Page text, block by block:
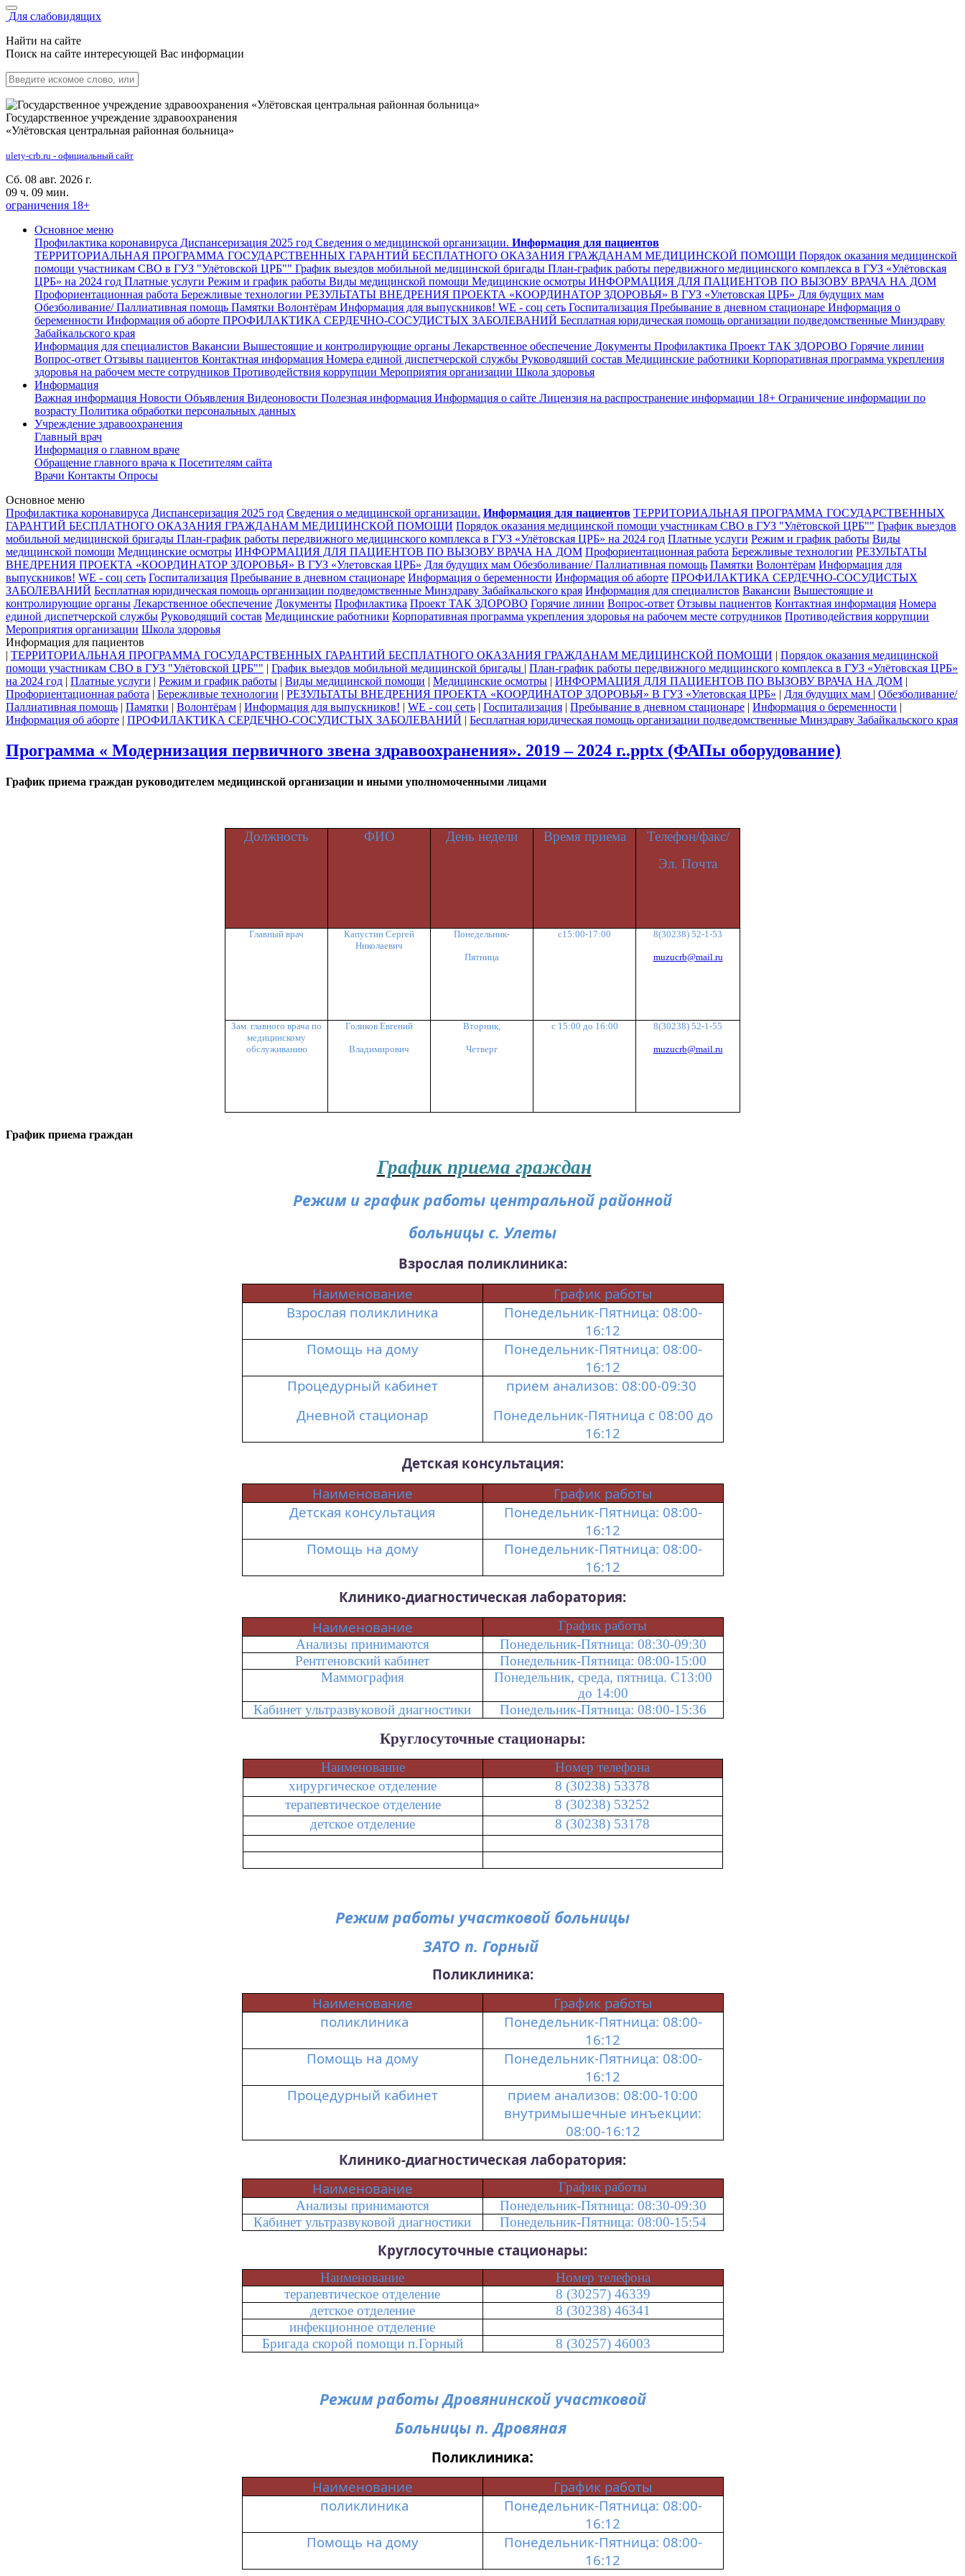
Для слабовидящих
Найти на сайте
Поиск на сайте интересующей Вас информации
Государственное учреждение здравоохранения
«Улётовская центральная районная больница»
ulety-crb.ru - официальный сайт
Сб. 08 авг. 2026 г.
09 ч. 09 мин.
ограничения 18+
Основное меню
Профилактика коронавируса Диспансеризация 2025 год Сведения о медицинской организации. Информация для пациентов
ТЕРРИТОРИАЛЬНАЯ ПРОГРАММА ГОСУДАРСТВЕННЫХ ГАРАНТИЙ БЕСПЛАТНОГО ОКАЗАНИЯ ГРАЖДАНАМ МЕДИЦИНСКОЙ ПОМОЩИ Порядок оказания медицинской
помощи участникам СВО в ГУЗ "Улётовской ЦРБ"" График выездов мобильной медицинской бригады План-график работы передвижного медицинского комплекса в ГУЗ «Улётовская
ЦРБ» на 2024 год Платные услуги Режим и график работы Виды медицинской помощи Медицинские осмотры ИНФОРМАЦИЯ ДЛЯ ПАЦИЕНТОВ ПО ВЫЗОВУ ВРАЧА НА ДОМ
Профориентационная работа Бережливые технологии РЕЗУЛЬТАТЫ ВНЕДРЕНИЯ ПРОЕКТА «КООРДИНАТОР ЗДОРОВЬЯ» В ГУЗ «Улетовская ЦРБ» Для будущих мам
Обезболивание/ Паллиативная помощь Памятки Волонтёрам Информация для выпускников! WE - соц сеть Госпитализация Пребывание в дневном стационаре Информация о
беременности Информация об аборте ПРОФИЛАКТИКА СЕРДЕЧНО-СОСУДИСТЫХ ЗАБОЛЕВАНИЙ Бесплатная юридическая помощь организации подведомственные Минздраву
Забайкальского края
Информация для специалистов Вакансии Вышестоящие и контролирующие органы Лекарственное обеспечение Документы Профилактика Проект ТАК ЗДОРОВО Горячие линии
Вопрос-ответ Отзывы пациентов Контактная информация Номера единой диспетчерской службы Руководящий состав Медицинские работники Корпоративная программа укрепления
здоровья на рабочем месте сотрудников Противодействия коррупции Мероприятия организации Школа здоровья
Информация
Важная информация Новости Объявления Видеоновости Полезная информация Информация о сайте Лицензия на распространение информации 18+ Ограничение информации по
возрасту Политика обработки персональных данных
Учреждение здравоохранения
Главный врач
Информация о главном враче
Обращение главного врача к Посетителям сайта
Врачи Контакты Опросы
Основное меню
Профилактика коронавируса Диспансеризация 2025 год Сведения о медицинской организации. Информация для пациентов ТЕРРИТОРИАЛЬНАЯ ПРОГРАММА ГОСУДАРСТВЕННЫХ
ГАРАНТИЙ БЕСПЛАТНОГО ОКАЗАНИЯ ГРАЖДАНАМ МЕДИЦИНСКОЙ ПОМОЩИ Порядок оказания медицинской помощи участникам СВО в ГУЗ "Улётовской ЦРБ"" График выездов
мобильной медицинской бригады План-график работы передвижного медицинского комплекса в ГУЗ «Улётовская ЦРБ» на 2024 год Платные услуги Режим и график работы Виды
медицинской помощи Медицинские осмотры ИНФОРМАЦИЯ ДЛЯ ПАЦИЕНТОВ ПО ВЫЗОВУ ВРАЧА НА ДОМ Профориентационная работа Бережливые технологии РЕЗУЛЬТАТЫ
ВНЕДРЕНИЯ ПРОЕКТА «КООРДИНАТОР ЗДОРОВЬЯ» В ГУЗ «Улетовская ЦРБ» Для будущих мам Обезболивание/ Паллиативная помощь Памятки Волонтёрам Информация для
выпускников! WE - соц сеть Госпитализация Пребывание в дневном стационаре Информация о беременности Информация об аборте ПРОФИЛАКТИКА СЕРДЕЧНО-СОСУДИСТЫХ
ЗАБОЛЕВАНИЙ Бесплатная юридическая помощь организации подведомственные Минздраву Забайкальского края Информация для специалистов Вакансии Вышестоящие и
контролирующие органы Лекарственное обеспечение Документы Профилактика Проект ТАК ЗДОРОВО Горячие линии Вопрос-ответ Отзывы пациентов Контактная информация Номера
единой диспетчерской службы Руководящий состав Медицинские работники Корпоративная программа укрепления здоровья на рабочем месте сотрудников Противодействия коррупции
Мероприятия организации Школа здоровья
Информация для пациентов
| ТЕРРИТОРИАЛЬНАЯ ПРОГРАММА ГОСУДАРСТВЕННЫХ ГАРАНТИЙ БЕСПЛАТНОГО ОКАЗАНИЯ ГРАЖДАНАМ МЕДИЦИНСКОЙ ПОМОЩИ | Порядок оказания медицинской
помощи участникам СВО в ГУЗ "Улётовской ЦРБ"" | График выездов мобильной медицинской бригады | План-график работы передвижного медицинского комплекса в ГУЗ «Улётовская ЦРБ»
на 2024 год | Платные услуги | Режим и график работы | Виды медицинской помощи | Медицинские осмотры | ИНФОРМАЦИЯ ДЛЯ ПАЦИЕНТОВ ПО ВЫЗОВУ ВРАЧА НА ДОМ |
Профориентационная работа | Бережливые технологии | РЕЗУЛЬТАТЫ ВНЕДРЕНИЯ ПРОЕКТА «КООРДИНАТОР ЗДОРОВЬЯ» В ГУЗ «Улетовская ЦРБ» | Для будущих мам | Обезболивание/
Паллиативная помощь | Памятки | Волонтёрам | Информация для выпускников! | WE - соц сеть | Госпитализация | Пребывание в дневном стационаре | Информация о беременности |
Информация об аборте | ПРОФИЛАКТИКА СЕРДЕЧНО-СОСУДИСТЫХ ЗАБОЛЕВАНИЙ | Бесплатная юридическая помощь организации подведомственные Минздраву Забайкальского края
Программа « Модернизация первичного звена здравоохранения». 2019 – 2024 г..pptx (ФАПы оборудование)
График приема граждан руководителем медицинской организации и иными уполномоченными лицами
Должность ФИО День недели Время приема
Телефон/факс/
Эл. Почта
Главный врач
Капустин Сергей
Николаевич
Понедельник-
Пятница
с15:00-17:00 8(30238) 52-1-53
muzucrb@mail.ru
Зам. главного врача по
медицинскому
обслуживанию
Голиков Евгений
Владимирович
Вторник,
Четверг
с 15:00 до 16:00 8(30238) 52-1-55
muzucrb@mail.ru
График приема граждан
График приема граждан
Режим и график работы центральной районной
больницы с. Улеты
Взрослая поликлиника:
Наименование
График работы
Взрослая поликлиника
Понедельник-Пятница: 08:00-
16:12
Помощь на дому
Понедельник-Пятница: 08:00-
16:12
Процедурный кабинет
Дневной стационар
прием анализов: 08:00-09:30
Понедельник-Пятница с 08:00 до
16:12
Детская консультация:
Наименование
График работы
Детская консультация
Понедельник-Пятница: 08:00-
16:12
Помощь на дому
Понедельник-Пятница: 08:00-
16:12
Клинико-диагностическая лаборатория:
Наименование
График работы
Анализы принимаются
Понедельник-Пятница: 08:30-09:30
Рентгеновский кабинет
Понедельник-Пятница: 08:00-15:00
Маммография
Понедельник, среда, пятница. С13:00
до 14:00
Кабинет ультразвуковой диагностики
Понедельник-Пятница: 08:00-15:36
Круглосуточные стационары:
Наименование
Номер телефона
хирургическое отделение
8 (30238) 53378
терапевтическое отделение
8 (30238) 53252
детское отделение
8 (30238) 53178
Режим работы участковой больницы
ЗАТО п. Горный
Поликлиника:
Наименование
График работы
поликлиника
Понедельник-Пятница: 08:00-
16:12
Помощь на дому
Понедельник-Пятница: 08:00-
16:12
Процедурный кабинет
прием анализов: 08:00-10:00
внутримышечные инъекции:
08:00-16:12
Клинико-диагностическая лаборатория:
Наименование
График работы
Анализы принимаются
Понедельник-Пятница: 08:30-09:30
Кабинет ультразвуковой диагностики
Понедельник-Пятница: 08:00-15:54
Круглосуточные стационары:
Наименование
Номер телефона
терапевтическое отделение
8 (30257) 46339
детское отделение
8 (30238) 46341
инфекционное отделение
Бригада скорой помощи п.Горный 8 (30257) 46003
Режим работыДровянинскойучастковой
Больницы п.Дровяная
Поликлиника:
Наименование
График работы
поликлиника
Понедельник-Пятница: 08:00-
16:12
Помощь на дому
Понедельник-Пятница: 08:00-
16:12